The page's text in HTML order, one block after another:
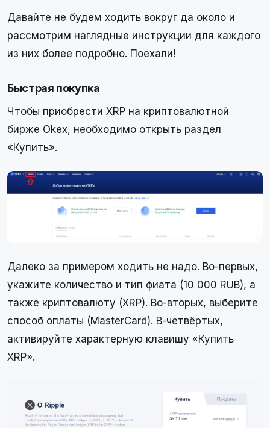
Давайте не будем ходить вокруг да около и
рассмотрим наглядные инструкции для каждого
из них более подробно. Поехали!
Быстрая покупка
Чтобы приобрести XRP на криптовалютной
бирже Okex, необходимо открыть раздел
«Купить».
Далеко за примером ходить не надо. Во-первых,
укажите количество и тип фиата (10 000 RUB), а
также криптовалюту (XRP). Во-вторых, выберите
способ оплаты (MasterCard). В-четвёртых,
активируйте характерную клавишу «Купить
XRP».